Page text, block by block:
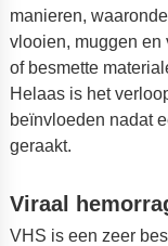
manieren,
vlooien, muggen en
of besmette
Helaas is het
beïnvloeden nadat
geraakt.
Viraal
VHS is een zeer